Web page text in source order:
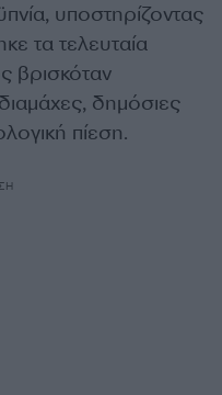
υποστηρίζοντας
τα τελευταία
βρισκόταν
δημόσιες
πίεση.